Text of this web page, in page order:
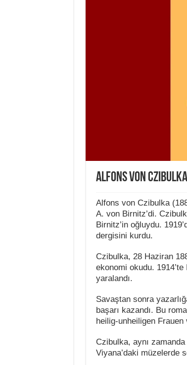
Alfons von
Alfons von Czibulka
A. von Birnitz’di.
Birnitz’in oğluydu.
dergisini kurdu.
Czibulka, 28 Haziran
ekonomi okudu. 1914’te
yaralandı.
Savaştan sonra
başarı kazandı. Bu
heilig-unheiligen
Czibulka, aynı
Viyana’daki müzelerde